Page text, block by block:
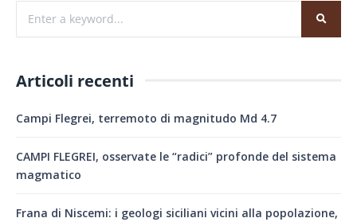
Articoli recenti
Campi Flegrei, terremoto di magnitudo Md 4.7
CAMPI FLEGREI, osservate le “radici” profonde del sistema
magmatico
Frana di Niscemi: i geologi siciliani vicini alla popolazione,